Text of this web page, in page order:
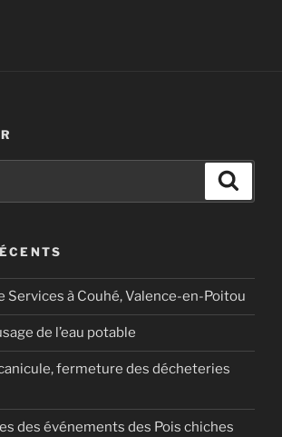
Services à Couhé, Valence-en-Poitou
de l’eau potable
fermeture des décheteries
des événements des Pois chiches